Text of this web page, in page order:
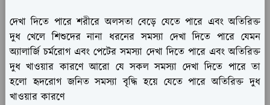
দেখা দিতে পারে শরীরে অলসতা বেড়ে যেতে পারে এবং অতিরিক্ত
দুধ খেলে শিশুদের নানা ধরনের সমস্যা দেখা দিতে পারে যেমন
অ্যালার্জি চর্মরোগ এবং পেটের সমস্যা দেখা দিতে পারে এবং অতিরিক্ত
দুধ খাওয়ার কারণে আরো যে সকল সমস্যা দেখা দিতে পারে তা
হলো হৃদরোগ জনিত সমস্যা বৃদ্ধি হয়ে যেতে পারে অতিরিক্ত দুধ
খাওয়ার কারণে